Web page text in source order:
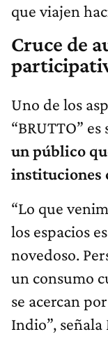
que viajen
Cruce de
Uno de los
“BRUTTO” es
un público
instituciones
“Lo que
los espacios
novedoso.
un consumo
se acercan
Indio”,